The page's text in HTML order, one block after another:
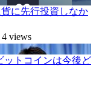
に先行投資しなか
4 views
ットコインは今後ど